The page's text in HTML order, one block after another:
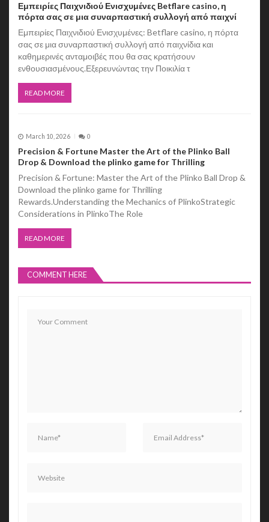
Εμπειρίες Παιχνιδιού Ενισχυμένες Betflare casino, η
πόρτα σας σε μια συναρπαστική συλλογή από παιχνί
Εμπειρίες Παιχνιδιού Ενισχυμένες: Betflare casino, η πόρτα
σας σε μια συναρπαστική συλλογή από παιχνίδια και
καθημερινές ανταμοιβές που θα σας κρατήσουν
ενθουσιασμένους.Εξερευνώντας την Ποικιλία τ
READ MORE
March 10, 2026 0
Precision & Fortune Master the Art of the Plinko Ball
Drop & Download the plinko game for Thrilling
Precision & Fortune: Master the Art of the Plinko Ball Drop &
Download the plinko game for Thrilling
Rewards.Understanding the Mechanics of PlinkoStrategic
Considerations in PlinkoThe Role
READ MORE
COMMENT HERE